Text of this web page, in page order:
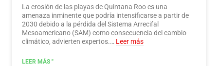
La erosión de las playas de Quintana Roo es una
amenaza inminente que podría intensificarse a partir de
2030 debido a la pérdida del Sistema Arrecifal
Mesoamericano (SAM) como consecuencia del cambio
climático, advierten expertos.… Leer más
LEER MÁS "